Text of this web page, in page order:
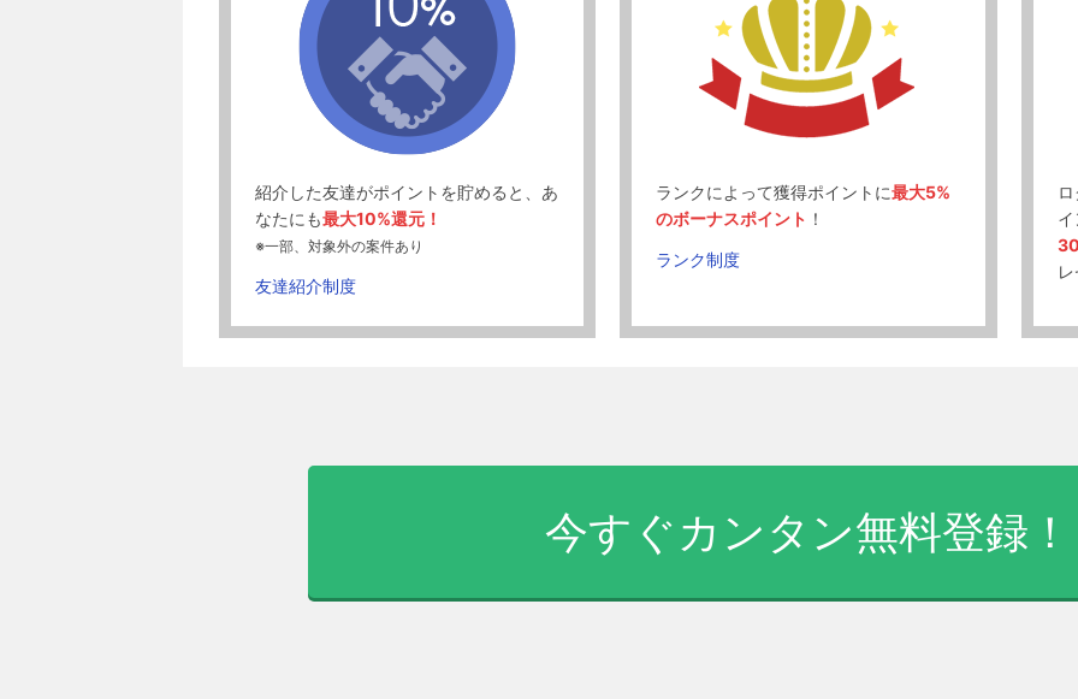
紹介した友達がポイントを貯めると、あ
なたにも最大10%還元！
※一部、対象外の案件あり
友達紹介制度
ランクによって獲得ポイントに最大5%
のボーナスポイント ！
ランク制度
今すぐカンタン無料登録！